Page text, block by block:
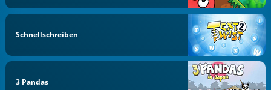
Schnellschreiben
3 Pandas